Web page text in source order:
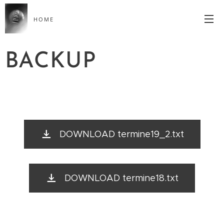
HOME
BACKUP
DOWNLOAD termine19_2.txt
DOWNLOAD termine18.txt